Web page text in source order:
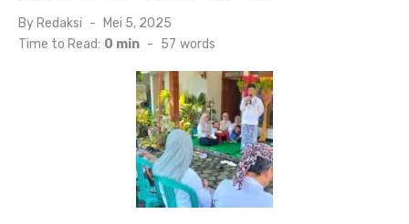
By Redaksi
Posted
on
Mei 5, 2025
Time to Read: 0 min - 57 words